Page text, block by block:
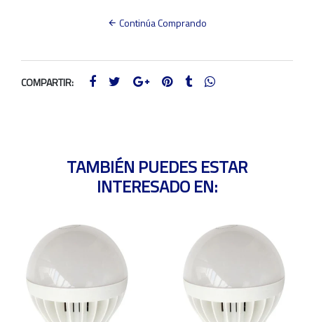
Continúa Comprando
COMPARTIR:
TAMBIÉN PUEDES ESTAR
INTERESADO EN: